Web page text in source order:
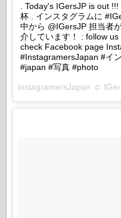
. Today's IGersJP is out
杯 . インスタグラムに
中から @IGersJP 担当者
介しています！ : follow
check Facebook page
#InstagramersJapan #イ
#japan #写真 #photo